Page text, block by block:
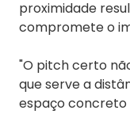
proximidade
compromete o
"O pitch certo
que serve a
espaço concreto